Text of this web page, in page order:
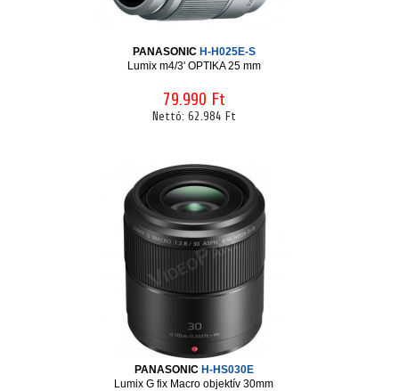
PANASONIC H-H025E-S
Lumix m4/3' OPTIKA 25 mm
79.990 Ft
Nettó: 62.984 Ft
PANASONIC H-HS030E
Lumix G fix Macro objektív 30mm